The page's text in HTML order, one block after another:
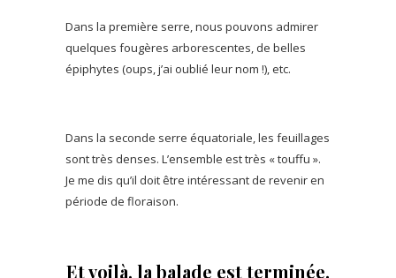
Dans la première serre, nous pouvons admirer
quelques fougères arborescentes, de belles
épiphytes (oups, j’ai oublié leur nom !), etc.
Dans la seconde serre équatoriale, les feuillages
sont très denses. L’ensemble est très « touffu ».
Je me dis qu’il doit être intéressant de revenir en
période de floraison.
Et voilà, la balade est terminée.